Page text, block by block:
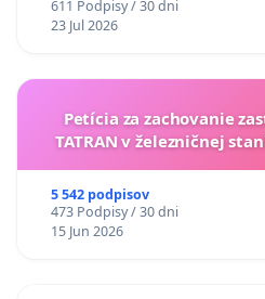
na riešenie zanedbaného
odvodňovacích kanálov na
611 Podpisy / 30 dni
23 Jul 2026
Petícia za zachovanie
TATRAN v železničnej
5 542 podpisov
473 Podpisy / 30 dni
15 Jun 2026